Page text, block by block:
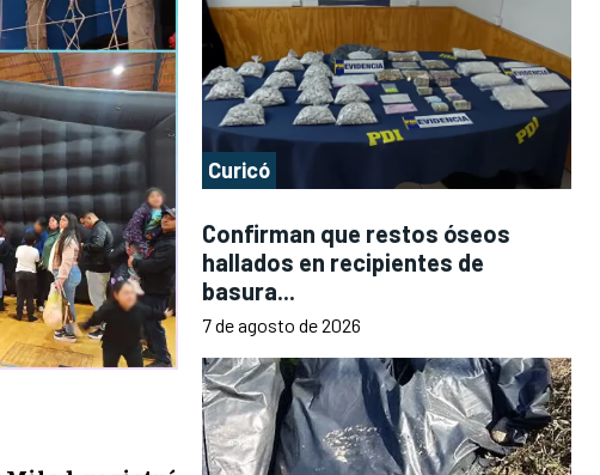
Curicó
Confirman que restos óseos
hallados en recipientes de
basura...
7 de agosto de 2026